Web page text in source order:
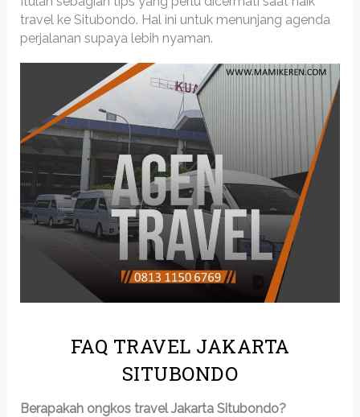
travel ke Situbondo. Hal ini untuk menunjang agenda
perjalanan supaya lebih nyaman.
FAQ TRAVEL JAKARTA
SITUBONDO
Berapakah ongkos travel Jakarta Situbondo?